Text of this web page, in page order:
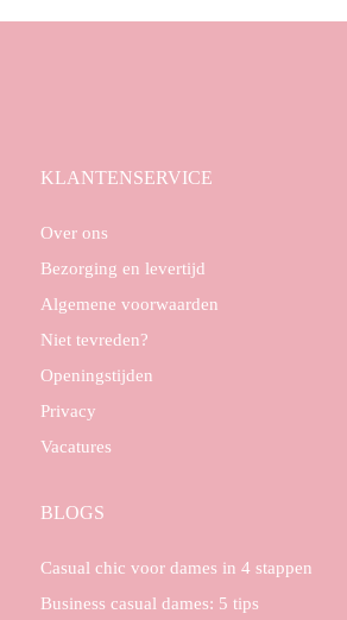
KLANTENSERVICE
Over ons
Bezorging en levertijd
Algemene voorwaarden
Niet tevreden?
Openingstijden
Privacy
Vacatures
BLOGS
Casual chic voor dames in 4 stappen
Business casual dames: 5 tips